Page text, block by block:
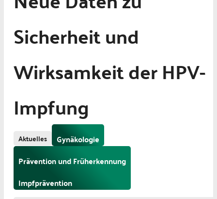
Sicherheit und
Wirksamkeit der HPV-
Impfung
Aktuelles
Gynäkologie
Prävention und Früherkennung
Impfprävention